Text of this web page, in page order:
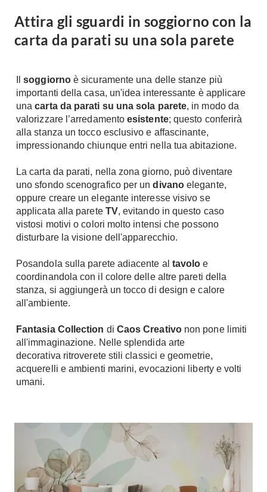
Attira gli sguardi in soggiorno con la
carta da parati su una sola parete
Ilsoggiornoè sicuramente una delle stanze più
importanti della casa, un'idea interessante è applicare
unacarta da parati su una sola parete, in modo da
valorizzare l’arredamentoesistente; questo conferirà
alla stanza un tocco esclusivo e affascinante,
impressionando chiunque entri nella tua abitazione.
La carta da parati, nella zona giorno, può diventare
uno sfondo scenografico per un divanoelegante,
oppure creare un elegante interesse visivo se
applicata alla parete TV, evitando in questo caso
vistosi motivi o colori molto intensi che possono
disturbare la visione dell'apparecchio.
Posandola sulla parete adiacente al tavolo e
coordinandola con il colore delle altre pareti della
stanza, si aggiungerà un tocco di design e calore
all'ambiente.
Fantasia Collection di Caos Creativonon pone limiti
all'immaginazione. Nelle splendida arte
decorativa ritroverete stili classici e geometrie,
acquerelli e ambienti marini, evocazioni liberty e volti
umani.